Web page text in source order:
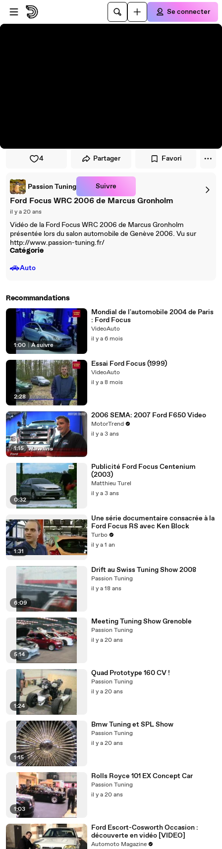
Passer au player
Passer au contenu principal
Se connecter
4 Partager Favori
Passion Tuning Suivre
Ford Focus WRC 2006 de Marcus Gronholm
il y a 20 ans
Vidéo de la Ford Focus WRC 2006 de Marcus Gronholm
présentée lors du salon automobile de Genève 2006. Vu sur
http://www.passion-tuning.fr/
Catégorie
🚗Auto
Recommandations
1:00 À suivre
Mondial de l'automobile 2004 de Paris
: Ford Focus
VideoAuto
il y a 6 mois
2:28
Essai Ford Focus (1999)
VideoAuto
il y a 8 mois
1:15
2006 SEMA: 2007 Ford F650 Video
MotorTrend
il y a 3 ans
0:32
Publicité Ford Focus Centenium
(2003)
Matthieu Turel
il y a 3 ans
1:31
Une série documentaire consacrée à la
Ford Focus RS avec Ken Block
Turbo
il y a 1 an
6:09
Drift au Swiss Tuning Show 2008
Passion Tuning
il y a 18 ans
5:14
Meeting Tuning Show Grenoble
Passion Tuning
il y a 20 ans
1:24
Quad Prototype 160 CV !
Passion Tuning
il y a 20 ans
1:15
Bmw Tuning et SPL Show
Passion Tuning
il y a 20 ans
1:03
Rolls Royce 101 EX Concept Car
Passion Tuning
il y a 20 ans
Ford Escort-Cosworth Occasion :
découverte en vidéo [VIDEO]
Automoto Magazine